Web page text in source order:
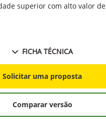
superior com alto valor de
FICHA TÉCNICA
Solicitar uma proposta
Comparar versão